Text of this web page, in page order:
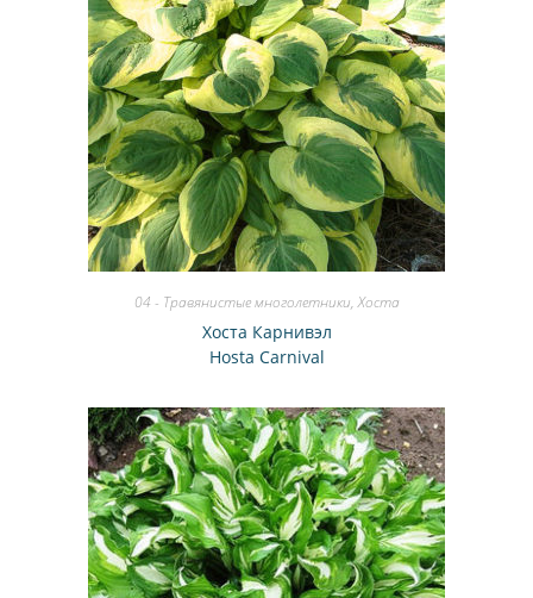
04 - Травянистые многолетники,Хоста
Хоста Карнивэл
Hosta Carnival